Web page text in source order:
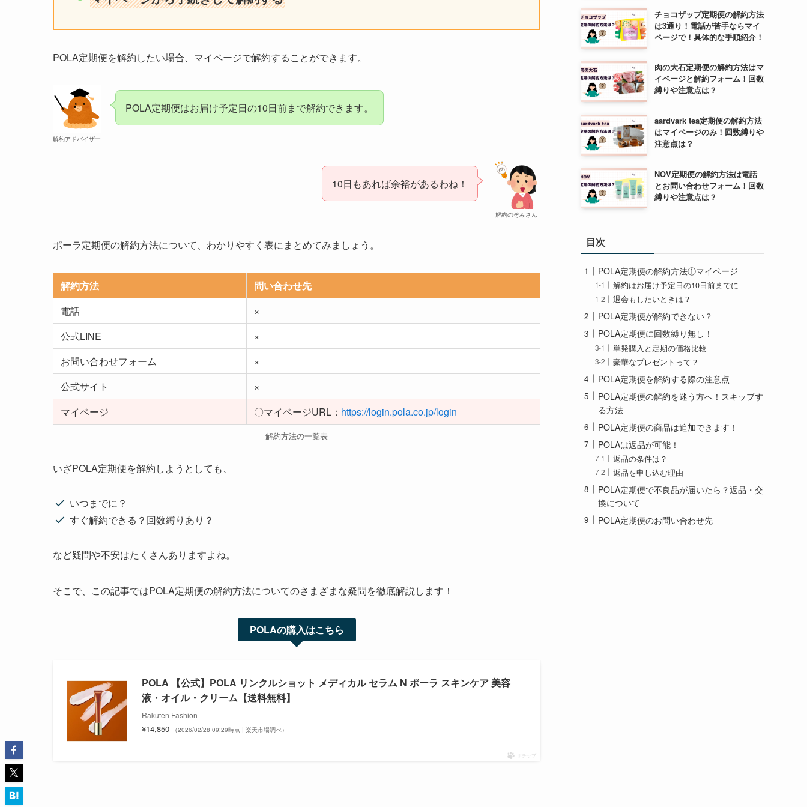
POLA定期便を解約したい場合、マイページで解約することができます。
解約アドバイザー
POLA定期便はお届け予定日の10日前まで解約できます。
解約のぞみさん
10日もあれば余裕があるわね！
ポーラ定期便の解約方法について、わかりやすく表にまとめてみましょう。
解約方法
問い合わせ先
電話
×
公式LINE
×
お問い合わせフォーム
×
公式サイト
×
マイページ
〇マイページURL： https://login.pola.co.jp/login
解約方法の一覧表
いざPOLA定期便を解約しようとしても、
いつまでに？
すぐ解約できる？回数縛りあり？
など疑問や不安はたくさんありますよね。
そこで、この記事ではPOLA定期便の解約方法についてのさまざまな疑問を徹底解説します！
POLAの購入はこちら
POLA 【公式】POLA リンクルショット メディカル セラム N ポーラ スキンケア 美容
液・オイル・クリーム【送料無料】
Rakuten Fashion
¥14,850 （2026/02/28 09:29時点 | 楽天市場調べ）
ポチップ
チョコザップ定期便の解約方法
は3通り！電話が苦手ならマイ
ページで！具体的な手順紹介！
肉の大石定期便の解約方法はマ
イページと解約フォーム！回数
縛りや注意点は？
aardvark tea定期便の解約方法
はマイページのみ！回数縛りや
注意点は？
NOV定期便の解約方法は電話
とお問い合わせフォーム！回数
縛りや注意点は？
目次
POLA定期便の解約方法①マイページ
解約はお届け予定日の10日前までに
退会もしたいときは？
POLA定期便が解約できない？
POLA定期便に回数縛り無し！
単発購入と定期の価格比較
豪華なプレゼントって？
POLA定期便を解約する際の注意点
POLA定期便の解約を迷う方へ！スキップす
る方法
POLA定期便の商品は追加できます！
POLAは返品が可能！
返品の条件は？
返品を申し込む理由
POLA定期便で不良品が届いたら？返品・交
換について
POLA定期便のお問い合わせ先